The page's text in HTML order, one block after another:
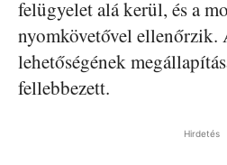
felügyelet alá kerül, és a
nyomkövetővel ellenőrzik.
lehetőségének
fellebbezett.
Hirdetés